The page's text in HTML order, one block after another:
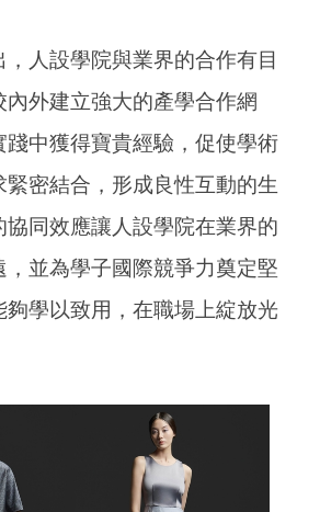
人設學院與業界的合作有目
內外建立強大的產學合作網
踐中獲得寶貴經驗，促使學術
密結合，形成良性互動的生
協同效應讓人設學院在業界的
，並為學子國際競爭力奠定堅
夠學以致用，在職場上綻放光